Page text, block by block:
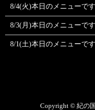
8/4(火)本日のメニューで
8/3(月)本日のメニューで
8/1(土)本日のメニューで
Copyright © 紀の